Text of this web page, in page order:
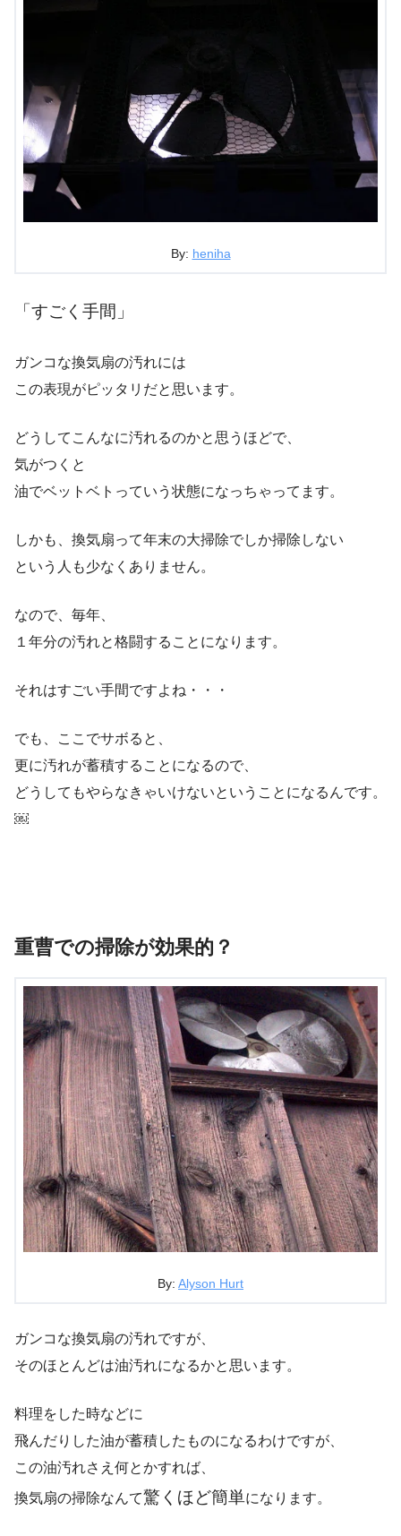
By: heniha
「すごく手間」
ガンコな換気扇の汚れには
この表現がピッタリだと思います。
どうしてこんなに汚れるのかと思うほどで、
気がつくと
油でベットベトっていう状態になっちゃってます。
しかも、換気扇って年末の大掃除でしか掃除しない
という人も少なくありません。
なので、毎年、
１年分の汚れと格闘することになります。
それはすごい手間ですよね・・・
でも、ここでサボると、
更に汚れが蓄積することになるので、
どうしてもやらなきゃいけないということになるんです。
￼
重曹での掃除が効果的？
By: Alyson Hurt
ガンコな換気扇の汚れですが、
そのほとんどは油汚れになるかと思います。
料理をした時などに
飛んだりした油が蓄積したものになるわけですが、
この油汚れさえ何とかすれば、
換気扇の掃除なんて驚くほど簡単になります。